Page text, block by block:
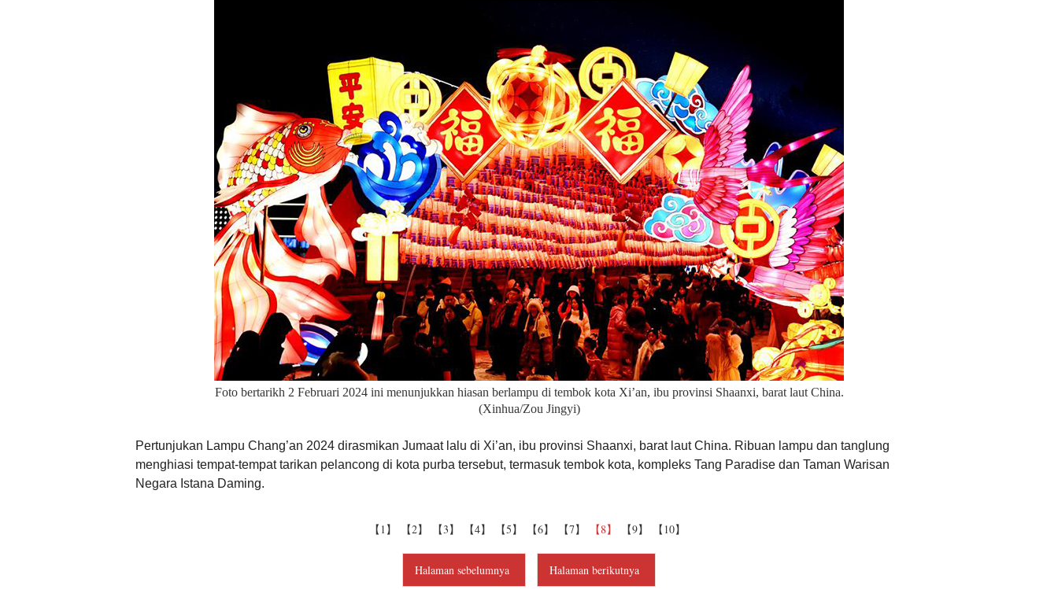
한국어
Deutsch
Português
Kiswahili
Italiano
Қазақ тілі
ภาษาไทย
Bahasa Melayu
Foto bertarikh 2 Februari 2024 ini menunjukkan hiasan berlampu di tembok kota Xi’an, ibu provinsi Shaanxi, barat laut China.
(Xinhua/Zou Jingyi)
Pertunjukan Lampu Chang’an 2024 dirasmikan Jumaat lalu di Xi’an, ibu provinsi Shaanxi, barat laut China. Ribuan lampu dan tanglung
menghiasi tempat-tempat tarikan pelancong di kota purba tersebut, termasuk tembok kota, kompleks Tang Paradise dan Taman Warisan
Negara Istana Daming.
【1】 【2】 【3】 【4】 【5】 【6】 【7】 【8】 【9】 【10】
Halaman sebelumnya Halaman berikutnya